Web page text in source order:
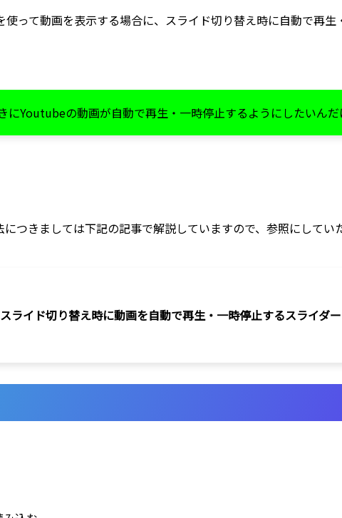
って動画を表示する場合に、スライド切り替え時に自動で再生
にYoutubeの動画が自動で再生・一時停止するようにしたいんだ
つきましては下記の記事で解説していますので、参照にしてい
ライド切り替え時に動画を自動で再生・一時停止するスライダ